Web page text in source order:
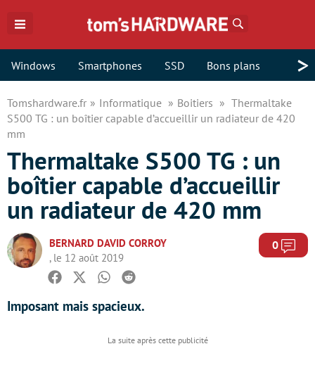
Windows Smartphones SSD Bons plans >
Tomshardware.fr Informatique Boitiers
Thermaltake
S500 TG : un boîtier capable d’accueillir un radiateur de 420
mm
Thermaltake S500 TG : un
boîtier capable d’accueillir
un radiateur de 420 mm
BERNARD DAVID CORROY
, le 12 août 2019
0
Facebook
TwitterWhatsapp
Reddit
Imposant mais spacieux.